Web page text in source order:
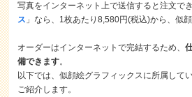
写真をインターネット上で送信すると注文で
ス 」なら、1枚あたり8,580円(税込)から、似
オーダーはインターネットで完結するため、
備できます。
以下では、似顔絵グラフィックスに所属して
ご紹介します。